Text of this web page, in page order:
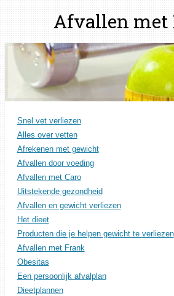
Ga
direct
naar
hoofdinhoud
Afvallen met
Snel vet verliezen
Alles over vetten
Afrekenen met gewicht
Afvallen door voeding
Afvallen met Caro
Uitstekende gezondheid
Afvallen en gewicht verliezen
Het dieet
Producten die je helpen gewicht te verliezen
Afvallen met Frank
Obesitas
Een persoonlijk afvalplan
Dieetplannen